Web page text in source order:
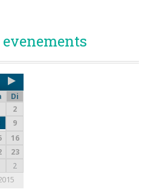
Di
2
9
16
23
2